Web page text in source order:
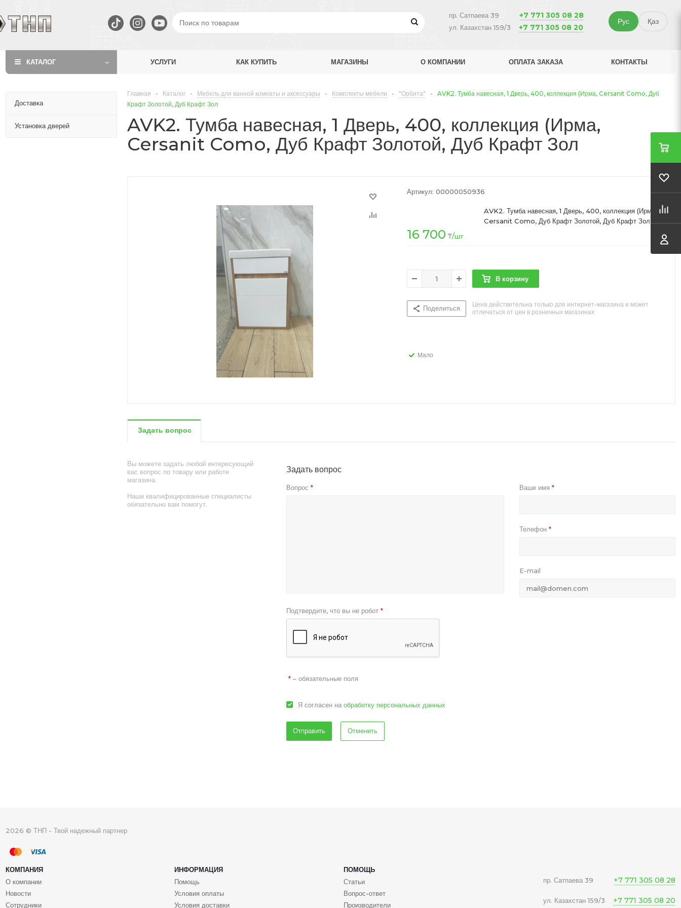
пр. Сатпаева 39 +7 771 305 08 28
ул. Казахстан 159/3 +7 771 305 08 20
Рус Қаз
КАТАЛОГ УСЛУГИ КАК КУПИТЬ МАГАЗИНЫ О КОМПАНИИ ОПЛАТА ЗАКАЗА КОНТАКТЫ
Доставка
Установка дверей
Главная - Каталог - Мебель для ванной комнаты и аксессуары - Комплекты мебели - "Орбита" -
AVK2. Тумба навесная, 1 Дверь, 400, коллекция (Ирма, Cersanit Como, Дуб
Крафт Золотой, Дуб Крафт Зол
AVK2. Тумба навесная, 1 Дверь, 400, коллекция (Ирма,
Cersanit Como, Дуб Крафт Золотой, Дуб Крафт Зол
Артикул: 00000050936
AVK2. Тумба навесная, 1 Дверь, 400, коллекция (Ирма,
Cersanit Como, Дуб Крафт Золотой, Дуб Крафт Зол
16 700 ₸/шт
Мало
В корзину
Поделиться
Цена действительна только для интернет-магазина и может
отличаться от цен в розничных магазинах
Задать вопрос
Вы можете задать любой интересующий
вас вопрос по товару или работе
магазина.
Наши квалифицированные специалисты
обязательно вам помогут.
Задать вопрос
Вопрос * Ваше имя *
Телефон *
E-mail
Подтвердите, что вы не робот *
*– обязательные поля
Я согласен на обработку персональных данных
Отменить
2026 © ТНП - Твой надежный партнер
КОМПАНИЯ ИНФОРМАЦИЯ
ПОМОЩЬ
О компании
Новости
Сотрудники
Помощь
Условия оплаты
Условия доставки
Статьи
Вопрос-ответ
Производители
пр. Сатпаева 39 +7 771 305 08 28
ул. Казахстан 159/3 +7 771 305 08 20